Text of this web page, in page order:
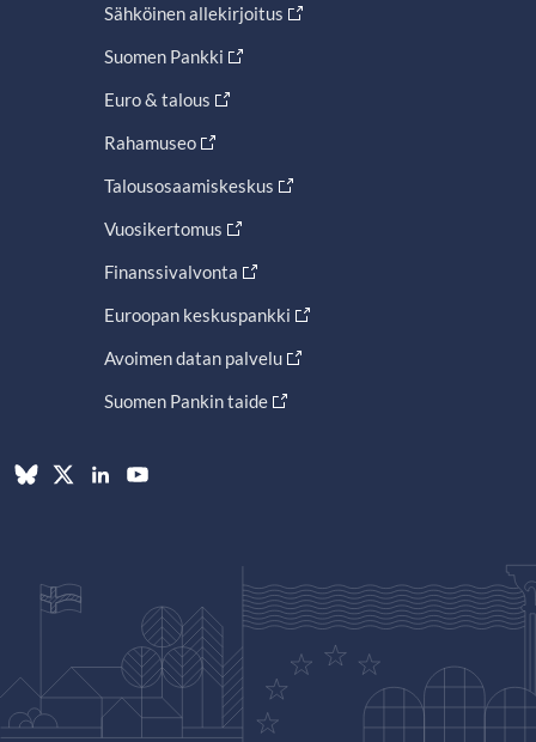
Sähköinen allekirjoitus
Suomen Pankki
Euro & talous
Rahamuseo
Talousosaamiskeskus
Vuosikertomus
Finanssivalvonta
Euroopan keskuspankki
Avoimen datan palvelu
Suomen Pankin taide